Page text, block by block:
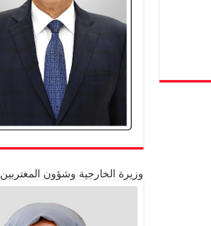
وزيرة الخارجية وشؤون المغتربين